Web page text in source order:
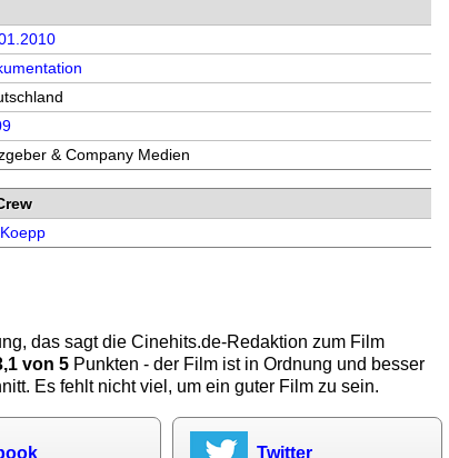
& Company Medien
das sagt dieCinehits.de-Redaktion zum Film
von 5 Punkten - der Film ist in Ordnung und besser
Es fehlt nicht viel, um ein guter Film zu sein.
Twitter